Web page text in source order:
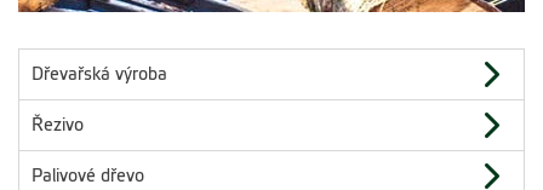
Dřevařská výroba
Řezivo
Palivové dřevo